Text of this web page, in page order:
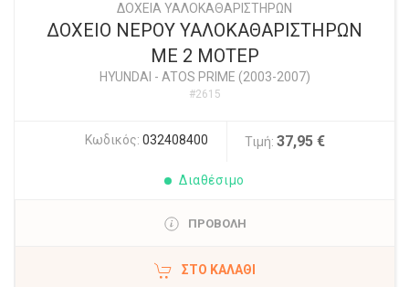
ΔΟΧΕΙΑ ΥΑΛΟΚΑΘΑΡΙΣΤΗΡΩΝ
ΔΟΧΕΙΟ ΝΕΡΟΥ ΥΑΛΟΚΑΘΑΡΙΣΤΗΡΩΝ
ΜΕ 2 ΜΟΤΕΡ
HYUNDAI - ATOS PRIME (2003-2007)
#2615
Κωδικός: 032408400 Τιμή: 37,95 €
Διαθέσιμο
ΠΡΟΒΟΛΗ
ΣΤΟ ΚΑΛΆΘΙ